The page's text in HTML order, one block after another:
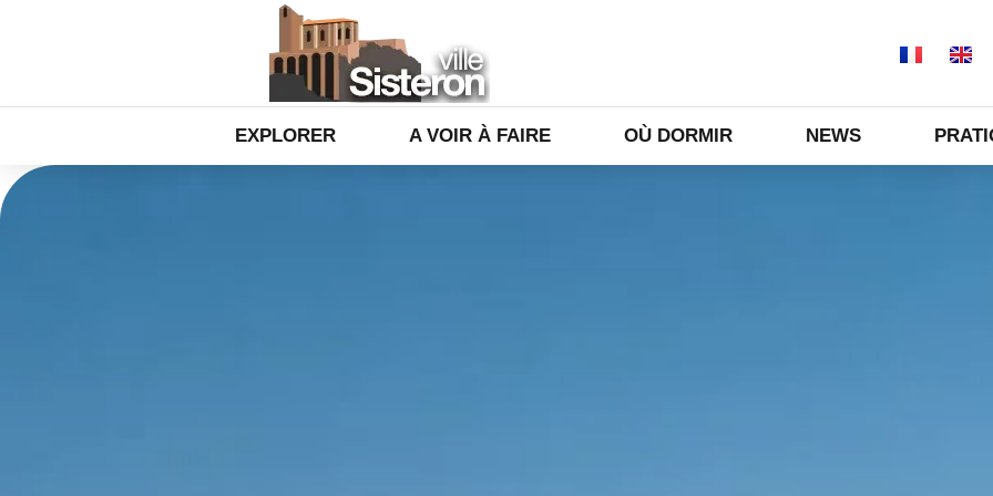
EXPLORER A VOIR À FAIRE OÙ DORMIR NEWS